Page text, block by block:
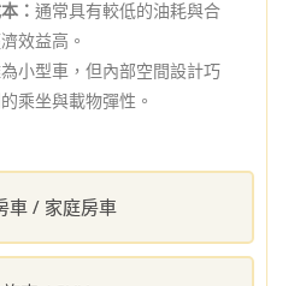
車 / 家庭房車
：通常具有較低的油耗與合
效益高。
小型車，但內部空間設計巧
乘坐與載物彈性。